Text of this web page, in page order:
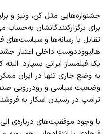
جشنواره‌هایی مثل کن، ونیز و
برای برگزارکنندگانشان
تقابل با رسانه‌ها و سیاست‌های
هالیووددوستِ داخلی اعتبار
یک فیلمساز ایرانی بسپارد.
به وضع جاری تنها در ایران
وضعیت سیاسی و رودررویی
ترامپ در رسیدن اسکار به
با وجود موفقیت‌های درباره‌ی